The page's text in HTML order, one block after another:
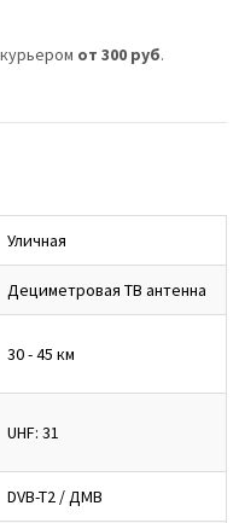
от 300 руб.
Уличная
Дециметровая ТВ антенна
30 - 45 км
UHF: 31
DVB-T2 / ДМВ